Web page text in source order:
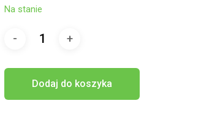
Na stanie
Dodaj do koszyka